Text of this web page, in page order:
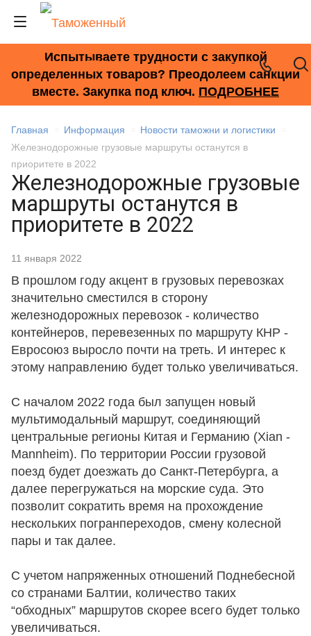
+7 (495) 278-33-33
Испытываете трудности с закупкой
определенных товаров? Преодолеем санкции
вместе. Закупка под ключ. ПОДРОБНЕЕ
Главная Информация
Новости таможни и логистики
Железнодорожные грузовые маршруты останутся в
приоритете в 2022
Железнодорожные грузовые
маршруты останутся в
приоритете в 2022
11 января 2022
В прошлом году акцент в грузовых перевозках
значительно сместился в сторону
железнодорожных перевозок - количество
контейнеров, перевезенных по маршруту КНР -
Евросоюз выросло почти на треть. И интерес к
этому направлению будет только увеличиваться.
С началом 2022 года был запущен новый
мультимодальный маршрут, соединяющий
центральные регионы Китая и Германию (Xian -
Mannheim). По территории России грузовой
поезд будет доезжать до Санкт-Петербурга, а
далее перегружаться на морские суда. Это
позволит сократить время на прохождение
нескольких погранпереходов, смену колесной
пары и так далее.
С учетом напряженных отношений Поднебесной
со странами Балтии, количество таких
“обходных” маршрутов скорее всего будет только
увеличиваться.